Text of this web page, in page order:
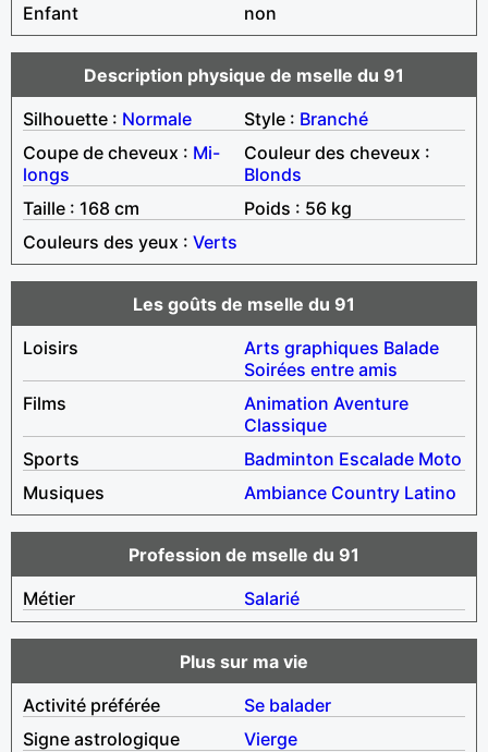
Enfant
non
Description physique de mselle du 91
Silhouette : Normale Style : Branché
Coupe de cheveux : Mi-
longs
Couleur des cheveux :
Blonds
Taille : 168 cm
Poids : 56 kg
Couleurs des yeux : Verts
Les goûts de mselle du 91
Loisirs
Arts graphiques Balade
Soirées entre amis
Films
Animation Aventure
Classique
Sports
Badminton Escalade Moto
Musiques
Ambiance Country Latino
Profession de mselle du 91
Métier
Salarié
Plus sur ma vie
Activité préférée
Se balader
Signe astrologique
Vierge